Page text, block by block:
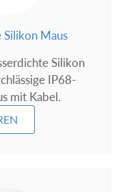
Silikon Maus
Silikon
IP68-
mit Kabel.